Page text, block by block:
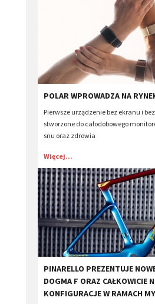
​POLAR WPROWADZA NA
Pierwsze urządzenie bez ekranu i
stworzone do całodobowego
snu oraz zdrowia
Więcej...
PINARELLO PREZENTUJE
DOGMA F ORAZ CAŁKOWICIE
KONFIGURACJE W RAMACH